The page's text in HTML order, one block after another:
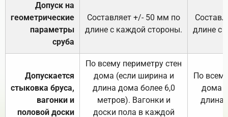
Допуск на
геометрические
параметры
сруба
Составляет +/- 50 мм по
длине с каждой стороны.
длине с
Допускается
стыковка бруса,
вагонки и
половой доски
По всему периметру стен
дома (если ширина и
длина дома более 6,0
метров). Вагонки и
доски пола в каждой
По
дома
длина